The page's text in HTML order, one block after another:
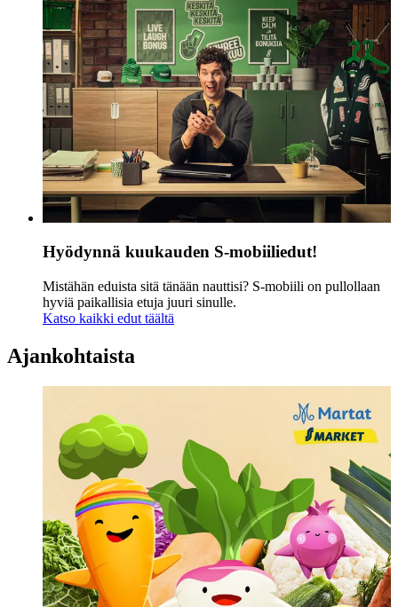
Hyödynnä kuukauden S-mobiiliedut!
Mistähän eduista sitä tänään nauttisi? S-mobiili on pullollaan
hyviä paikallisia etuja juuri sinulle.
Katso kaikki edut täältä
Ajankohtaista